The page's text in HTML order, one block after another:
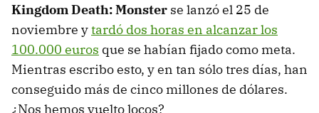
Kingdom Death: Monster se lanzó el 25 de
noviembre ytardó dos horas en alcanzar los
100.000 euros que se habían fijado como meta.
Mientras escribo esto, y en tan sólo tres días, han
conseguido más de cinco millones de dólares.
¿Nos hemos vuelto locos?